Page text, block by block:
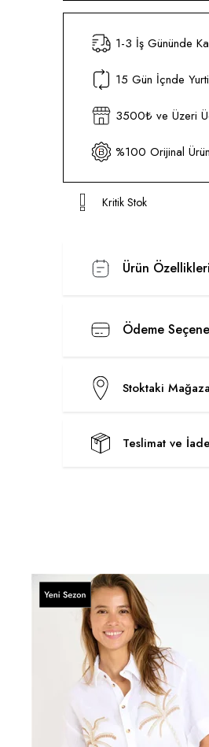
1-3 İş Gününde
15 Gün İçnde
3500₺ ve Üzeri
%100 Orijinal
Kritik Stok
Ürün Özellikleri
Ödeme
Stoktaki
Teslimat ve İade